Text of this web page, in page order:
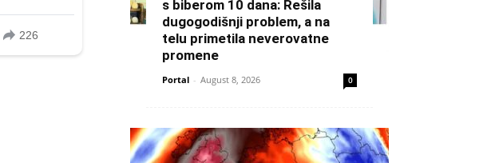
s biberom 10 dana: Rešila
dugogodišnji problem, a na
telu primetila neverovatne
promene
Portal - August 8, 2026 0